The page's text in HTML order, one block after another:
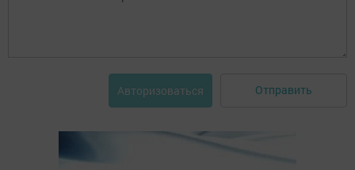
Авторизоваться Отправить